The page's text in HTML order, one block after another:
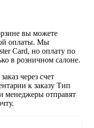
вы можете
оплаты. Мы
Card, но оплату по
в розничном салоне.
через счет
к заказу Тип
менеджеры отправят